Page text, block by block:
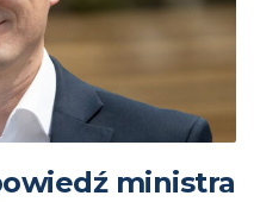
ministra